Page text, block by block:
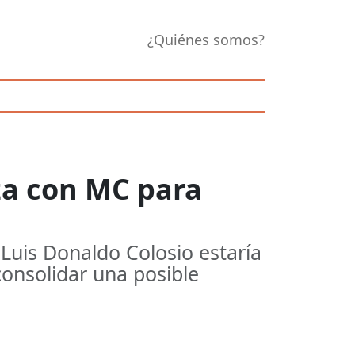
¿Quiénes somos?
con MC para
Donaldo Colosio estaría
una posible